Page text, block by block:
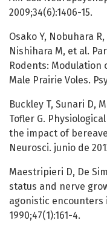
2009;34(6):1406-15.
Osako Y, Nobuhara R,
Nishihara M, et al.
Rodents: Modulation
Male Prairie Voles.
Buckley T, Sunari D,
Tofler G.
the impact of
Neurosci. junio de
Maestripieri D, De
status and nerve
agonistic encounters
1990;47(1):161-4.